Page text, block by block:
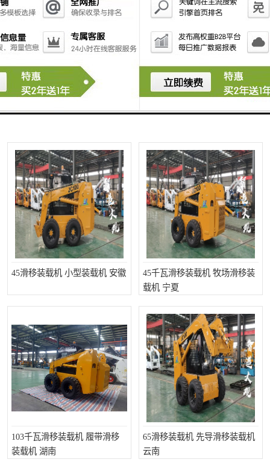
100滑移装载机 轮式滑移装载
74千瓦滑移装载机 小铲车 四川
45滑移装载机 小型装载机 安徽
45千瓦滑移装载机 牧场滑移装
载机 宁夏
103千瓦滑移装载机 履带滑移
装载机 湖南
65滑移装载机 先导滑移装载机
云南